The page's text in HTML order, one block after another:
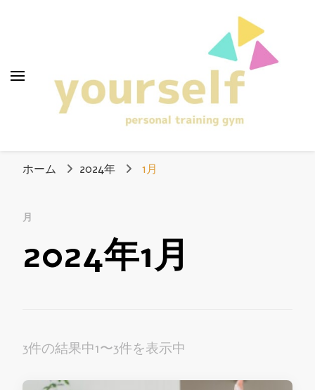
ソナルトレーニング
ホーム 2024年 1月
月
2024年1月
3件の結果中1〜3件を表示中